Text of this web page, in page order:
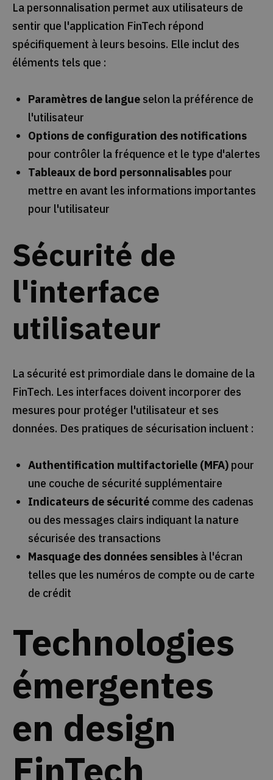
La personnalisation permet aux utilisateurs de
sentir que l'application FinTech répond
spécifiquement à leurs besoins. Elle inclut des
éléments tels que :
Paramètres de langueselon la préférence de
l'utilisateur
Options de configuration des notifications
pour contrôler la fréquence et le type d'alertes
Tableaux de bord personnalisablespour
mettre en avant les informations importantes
pour l'utilisateur
Sécurité de
l'interface
utilisateur
La sécurité est primordiale dans le domaine de la
FinTech. Les interfaces doivent incorporer des
mesures pour protéger l'utilisateur et ses
données. Des pratiques de sécurisation incluent :
Authentification multifactorielle (MFA)pour
une couche de sécurité supplémentaire
Indicateurs de sécuritécomme des cadenas
ou des messages clairs indiquant la nature
sécurisée des transactions
Masquage des données sensiblesà l'écran
telles que les numéros de compte ou de carte
de crédit
Technologies
émergentes
en design
FinTech